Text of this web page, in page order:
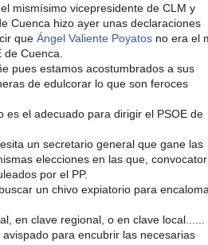
mismísimo vicepresidente de CLM y
Cuenca hizo ayer unas declaraciones
que Ángel Valiente Poyatosno era el
Cuenca.
pues estamos acostumbrados a sus
de edulcorar lo que son feroces
es el adecuado para dirigir el PSOE de
un secretario general que gane las
elecciones en las que,
por el PP.
un chivo expiatorio para
en clave regional, o en clave local......
para encubrir las necesarias